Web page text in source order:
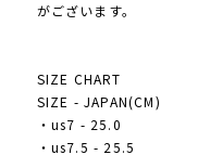
がございます。
SIZE CHART
SIZE - JAPAN(CM)
・us7 - 25.0
・us7.5 - 25.5